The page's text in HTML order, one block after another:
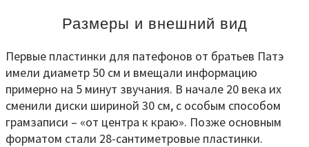
Размеры и внешний вид
Первые пластинки для патефонов от братьев Патэ
имели диаметр 50 см и вмещали информацию
примерно на 5 минут звучания. В начале 20 века их
сменили диски шириной 30 см, с особым способом
грамзаписи – «от центра к краю». Позже основным
форматом стали 28-сантиметровые пластинки.